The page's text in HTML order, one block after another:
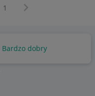
1 Następna strona
Bardzo dobry